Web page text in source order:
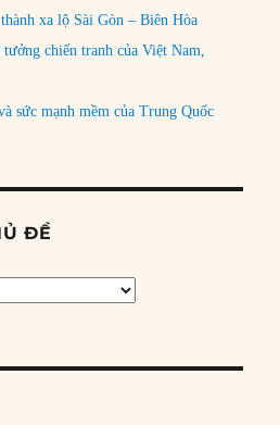
xa lộ Sài Gòn – Biên Hòa
chiến tranh của Việt Nam,
sức mạnh mềm của Trung Quốc
ĐỀ